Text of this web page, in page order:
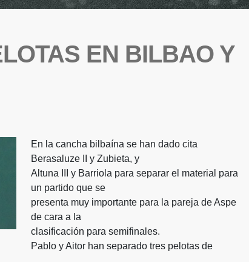
EN BILBAO Y
En la cancha bilbaína se han dado cita
Berasaluze II y Zubieta, y
Altuna III y Barriola para separar el material para
un partido que se
presenta muy importante para la pareja de Aspe
de cara a la
clasificación para semifinales.
Pablo y Aitor han separado tres pelotas de